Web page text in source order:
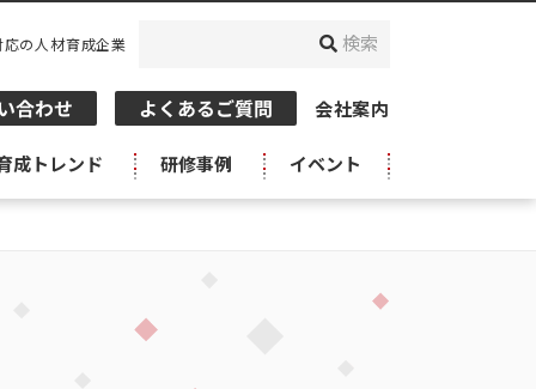
の人材育成企業
会社案内
成トレンド 研修事例 イベント